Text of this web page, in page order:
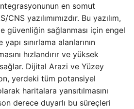
en somut
yazılımımızdır. Bu yazılım,
güvenliğin sağlanması için engel
sınırlama alanlarının
hızlandırır ve yüksek
Dijital Arazi ve Yüzey
yerdeki tüm potansiyel
haritalara yansıtılmasını
derece duyarlı bu süreçleri